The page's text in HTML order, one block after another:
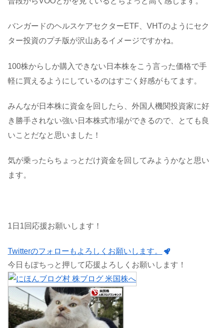
バンガードのヘルスケアセクターETF、VHTのようにセク
ター投資のプチ版が沢山あるイメージですかね。
100株からしか購入できない日本株をこう言った価格で手
軽に買えるようにしているのはすごく好感がもてます。
みんなが日本株に資金を回したら、外国人機関投資家に好
き勝手されない強い日本株式市場ができるので、とても良
いことだなと思いました！
気が乗ったらちょっとだけ資金を回してみようかなと思い
ます。
1日1回応援お願いします！
Twitterのフォローもよろしくお願いします。
今日もぽちっと押して応援よろしくお願いします！